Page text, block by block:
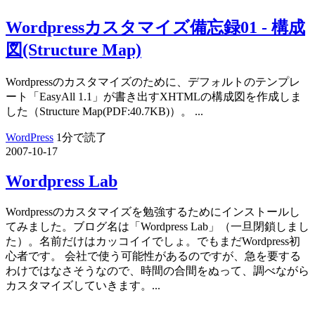
Wordpressカスタマイズ備忘録01 - 構成
図(Structure Map)
Wordpressのカスタマイズのために、デフォルトのテンプレ
ート「EasyAll 1.1」が書き出すXHTMLの構成図を作成しま
した（Structure Map(PDF:40.7KB)）。 ...
WordPress 1分で読了
2007-10-17
Wordpress Lab
Wordpressのカスタマイズを勉強するためにインストールし
てみました。ブログ名は「Wordpress Lab」（一旦閉鎖しまし
た）。名前だけはカッコイイでしょ。でもまだWordpress初
心者です。 会社で使う可能性があるのですが、急を要する
わけではなさそうなので、時間の合間をぬって、調べながら
カスタマイズしていきます。...